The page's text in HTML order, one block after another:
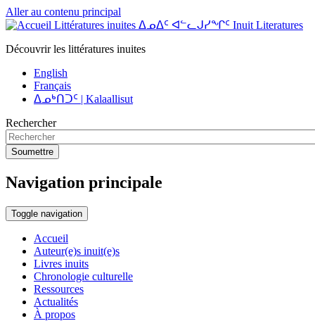
Aller au contenu principal
Littératures inuites ᐃᓄᐃᑦ ᐊᓪᓚᒍᓯᖏᑦ Inuit Literatures
Découvrir les littératures inuites
English
Français
ᐃᓄᒃᑎᑐᑦ | Kalaallisut
Rechercher
Soumettre
Navigation principale
Toggle navigation
Accueil
Auteur(e)s inuit(e)s
Livres inuits
Chronologie culturelle
Ressources
Actualités
À propos